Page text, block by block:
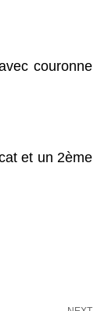
couronne
et un 2ème